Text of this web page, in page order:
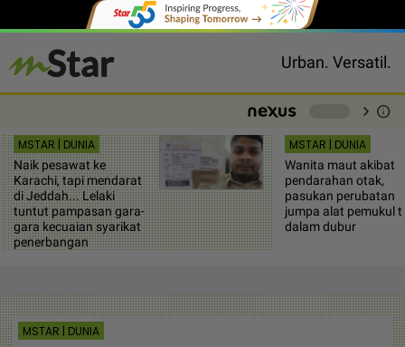
Urban. Versatil.
chevron_right info
MSTAR | DUNIA
Naik pesawat ke
Karachi, tapi mendarat
di Jeddah... Lelaki
tuntut pampasan gara-
gara kecuaian syarikat
penerbangan
MSTAR | DUNIA
Wanita maut akibat
pendarahan otak,
pasukan perubatan
jumpa alat pemukul
dalam dubur
MSTAR | DUNIA